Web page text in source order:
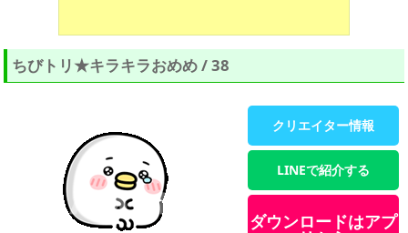
ちびトリ★キラキラおめめ / 38
クリエイター情報
LINEで紹介する
ダウンロードはアプ